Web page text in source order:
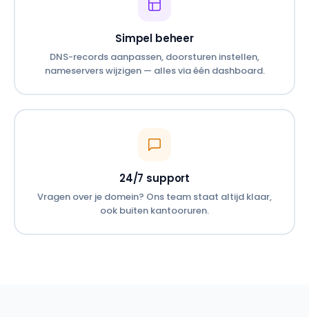
Simpel beheer
DNS-records aanpassen, doorsturen instellen,
nameservers wijzigen — alles via één dashboard.
24/7 support
Vragen over je domein? Ons team staat altijd klaar,
ook buiten kantooruren.